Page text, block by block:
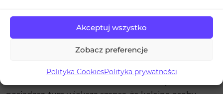
Akceptuj wszystko
Zobacz preferencje
Polityka CookiesPolityka prywatności
Jak i czy warto kupić
udostępnienia na Twitter?
Słyszałeś kiedyś o efekcie kuli śnieżnej? W skrócie